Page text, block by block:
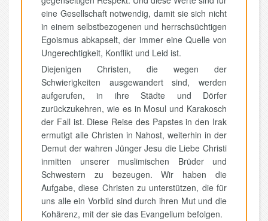
eine Gesellschaft notwendig, damit sie sich nicht
in einem selbstbezogenen und herrschsüchtigen
Egoismus abkapselt, der immer eine Quelle von
Ungerechtigkeit, Konflikt und Leid ist.
Diejenigen Christen, die wegen der
Schwierigkeiten ausgewandert sind, werden
aufgerufen, in ihre Städte und Dörfer
zurückzukehren, wie es in Mosul und Karakosch
der Fall ist. Diese Reise des Papstes in den Irak
ermutigt alle Christen in Nahost, weiterhin in der
Demut der wahren Jünger Jesu die Liebe Christi
inmitten unserer muslimischen Brüder und
Schwestern zu bezeugen. Wir haben die
Aufgabe, diese Christen zu unterstützen, die für
uns alle ein Vorbild sind durch ihren Mut und die
Kohärenz, mit der sie das Evangelium befolgen.